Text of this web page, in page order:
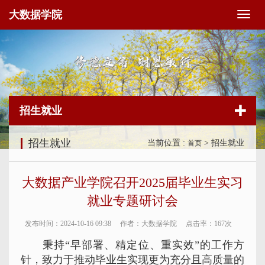
切
导
航
大数据学院
招生就业
招生就业 当前位置 : 首页 > 招生就业
大数据产业学院召开2025届毕业生实习
就业专题研讨会
发布时间：2024-10-16 09:38 作者：大数据学院 点击率： 167次
秉持“早部署、精定位、重实效”的工作方
针，致力于推动毕业生实现更为充分且高质量的